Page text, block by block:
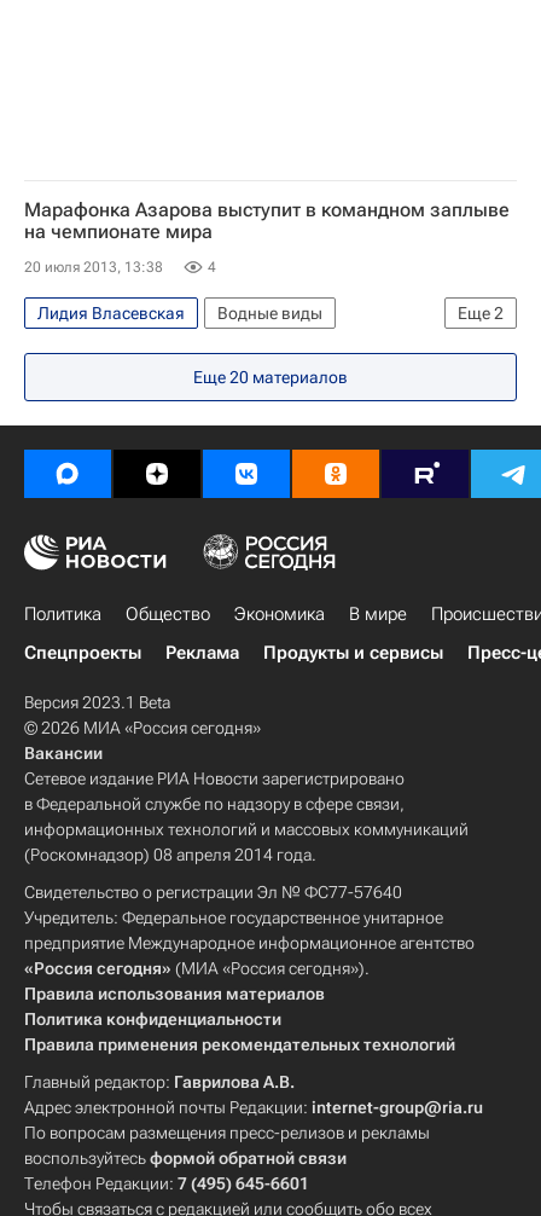
Марафонка Азарова выступит в командном заплыве
на чемпионате мира
20 июля 2013, 13:38 4
Еще2
Лидия Власевская
Водные виды
Чемпионат мира по водным видам спорта в Барселоне
Чемпионат мира по водным видам спорта
Еще20 материалов
Политика Общество Экономика В мире
Спецпроекты
Реклама Продукты и сервисы Пресс-
Версия 2023.1 Beta
© 2026 МИА «Россия сегодня»
Вакансии
Сетевое издание РИА Новости зарегистрировано
в Федеральной службе по надзору в сфере связи,
информационных технологий и массовых коммуникаций
(Роскомнадзор) 08 апреля 2014 года.
Свидетельство о регистрации Эл № ФС77-57640
Учредитель: Федеральное государственное унитарное
предприятие Международное информационное агентство
«Россия сегодня» (МИА «Россия сегодня»).
Правила использования материалов
Политика конфиденциальности
Правила применения рекомендательных технологий
Главный редактор: Гаврилова А.В.
Адрес электронной почты Редакции: internet-group@ria.ru
По вопросам размещения пресс-релизов и рекламы
воспользуйтесьформой обратной связи
Телефон Редакции: 7 (495) 645-6601
Чтобы связаться с редакцией или сообщить обо всех